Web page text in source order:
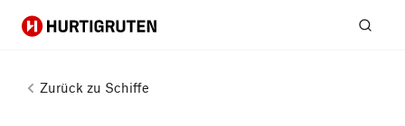
Hurtigruten
Zurück zu Schiffe